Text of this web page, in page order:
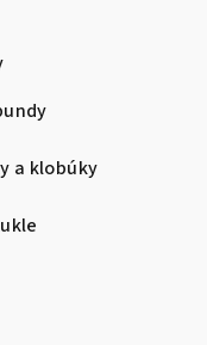
a klobúky